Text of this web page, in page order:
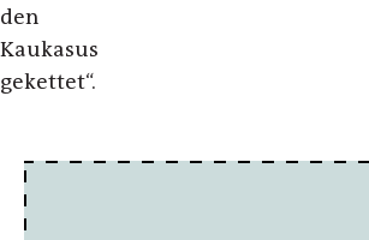
den
Kaukasus
gekettet“.